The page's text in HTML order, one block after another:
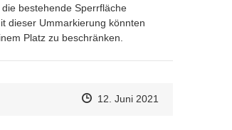
bestehende Sperrfläche
dieser Ummarkierung könnten
Platz zu beschränken.
Zeitpunkt des Erstellens
Zeitpunkt des Erstellens
12. Juni 2021